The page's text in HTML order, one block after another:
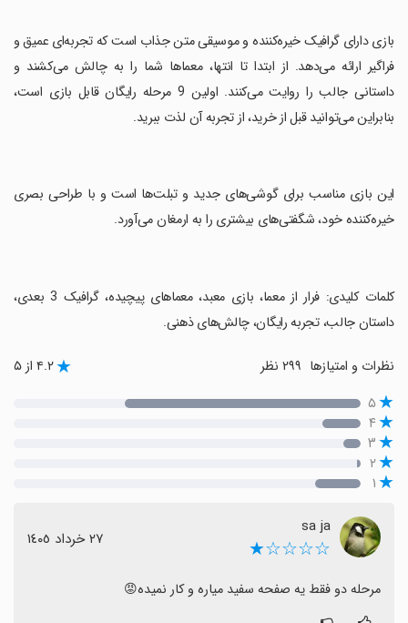
‏بازی دارای گرافیک خیره‌کننده و موسیقی متن جذاب است که تجربه‌ای عمیق و
فراگیر ارائه می‌دهد. از ابتدا تا انتها، معماها شما را به چالش می‌کشند و
داستانی جالب را روایت می‌کنند. اولین 9 مرحله رایگان قابل بازی است،
بنابراین می‌توانید قبل از خرید، از تجربه آن لذت ببرید.
‏این بازی مناسب برای گوشی‌های جدید و تبلت‌ها است و با طراحی بصری
خیره‌کننده خود، شگفتی‌های بیشتری را به ارمغان می‌آورد.
‏کلمات کلیدی: فرار از معما، بازی معبد، معماهای پیچیده، گرافیک 3 بعدی،
داستان جالب، تجربه رایگان، چالش‌های ذهنی.
نظرات و امتیازها ۴.۲ از ۵
۵
۴
۳
۲
۱
sa ja
☆☆☆☆★ ٢٧ خرداد ١٤٠٥
مرحله دو فقط یه صفحه سفید میاره و کار نمیده😡